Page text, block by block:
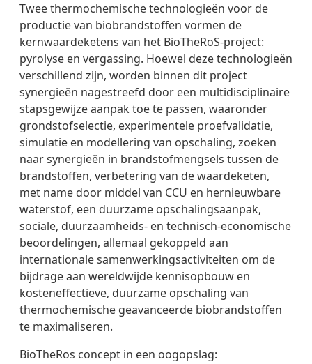
Twee thermochemische technologieën voor de
productie van biobrandstoffen vormen de
kernwaardeketens van het BioTheRoS-project:
pyrolyse en vergassing. Hoewel deze technologieën
verschillend zijn, worden binnen dit project
synergieën nagestreefd door een multidisciplinaire
stapsgewijze aanpak toe te passen, waaronder
grondstofselectie, experimentele proefvalidatie,
simulatie en modellering van opschaling, zoeken
naar synergieën in brandstofmengsels tussen de
brandstoffen, verbetering van de waardeketen,
met name door middel van CCU en hernieuwbare
waterstof, een duurzame opschalingsaanpak,
sociale, duurzaamheids- en technisch-economische
beoordelingen, allemaal gekoppeld aan
internationale samenwerkingsactiviteiten om de
bijdrage aan wereldwijde kennisopbouw en
kosteneffectieve, duurzame opschaling van
thermochemische geavanceerde biobrandstoffen
te maximaliseren.
BioTheRos concept in een oogopslag: